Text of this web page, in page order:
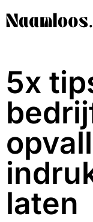
5x
laten